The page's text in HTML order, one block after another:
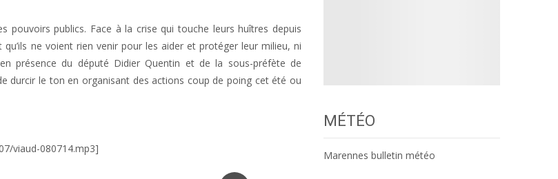
pouvoirs publics. Face à la crise qui touche leurs huîtres depuis
ne voient rien venir pour les aider et protéger leur milieu, ni
présence du député Didier Quentin et de la sous-préfète de
durcir le ton en organisant des actions coup de poing cet été ou
viaud-080714.mp3]
MÉTÉO
Marennes bulletin météo